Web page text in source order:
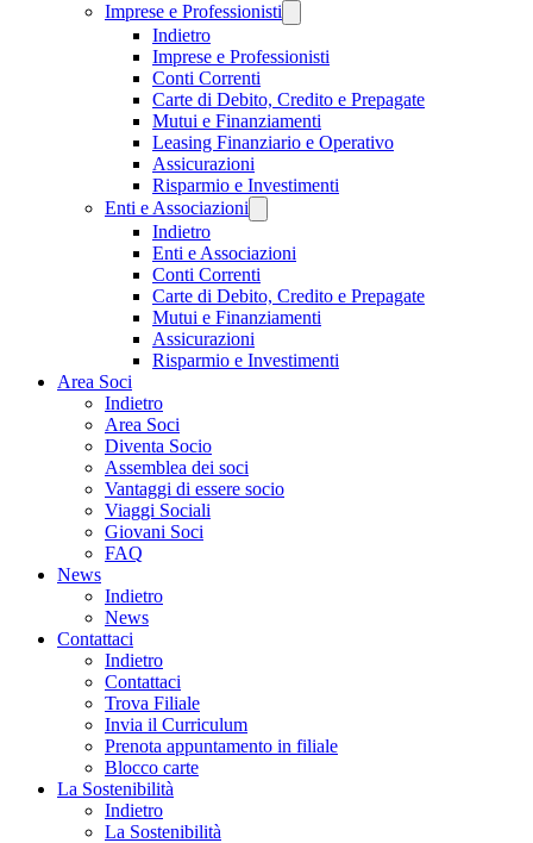
Imprese e Professionisti
Indietro
Imprese e Professionisti
Conti Correnti
Carte di Debito, Credito e Prepagate
Mutui e Finanziamenti
Leasing Finanziario e Operativo
Assicurazioni
Risparmio e Investimenti
Enti e Associazioni
Indietro
Enti e Associazioni
Conti Correnti
Carte di Debito, Credito e Prepagate
Mutui e Finanziamenti
Assicurazioni
Risparmio e Investimenti
Area Soci
Indietro
Area Soci
Diventa Socio
Assemblea dei soci
Vantaggi di essere socio
Viaggi Sociali
Giovani Soci
FAQ
News
Indietro
News
Contattaci
Indietro
Contattaci
Trova Filiale
Invia il Curriculum
Prenota appuntamento in filiale
Blocco carte
La Sostenibilità
Indietro
La Sostenibilità